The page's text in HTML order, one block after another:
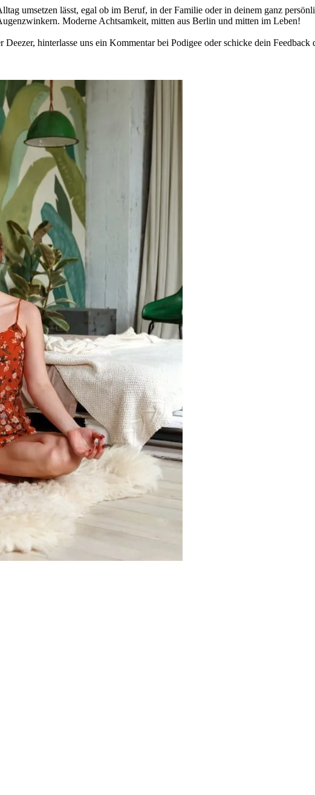
umset­zen lässt, egal ob im Beruf, in der Fami­lie oder in deinem ganz
Moderne Acht­sam­keit, mitten aus Berlin und mitten im Leben!
hin­ter­lasse uns ein Kom­men­tar bei Podigee oder schi­cke dein Feed­back